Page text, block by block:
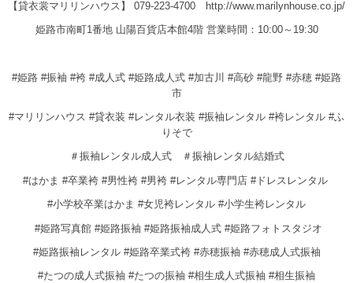
【貸衣裳マリリンハウス】 079-223-4700 http://www.marilynhouse.co.jp/
姫路市南町1番地 山陽百貨店本館4階 営業時間：10:00～19:30
#姫路 #振袖 #袴 #成人式 #姫路成人式 #加古川 #高砂 #龍野 #赤穂 #姫路
市
#マリリンハウス #貸衣装 #レンタル衣装 #振袖レンタル #袴レンタル #ふ
りそで
＃振袖レンタル成人式 ＃振袖レンタル結婚式
#はかま #卒業袴 #男性袴 #男袴 #レンタル専門店 #ドレスレンタル
#小学校卒業はかま #女児袴レンタル #小学生袴レンタル
#姫路写真館 #姫路振袖 #姫路振袖成人式 #姫路フォトスタジオ
#姫路振袖レンタル #姫路卒業式袴 #赤穂振袖 #赤穂成人式振袖
#たつの成人式振袖 #たつの振袖 #相生成人式振袖 #相生振袖